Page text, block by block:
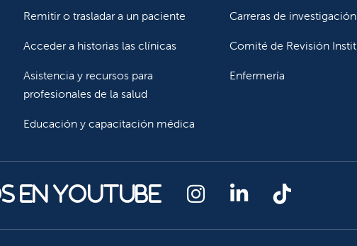
Remitir o trasladar a un paciente
Acceder a historias las clínicas
Asistencia y recursos para
profesionales de la salud
Educación y capacitación médica
Carreras de
Comité de Revisión
Enfermería
en YouTube Síganos en
Síganos en
Síganos